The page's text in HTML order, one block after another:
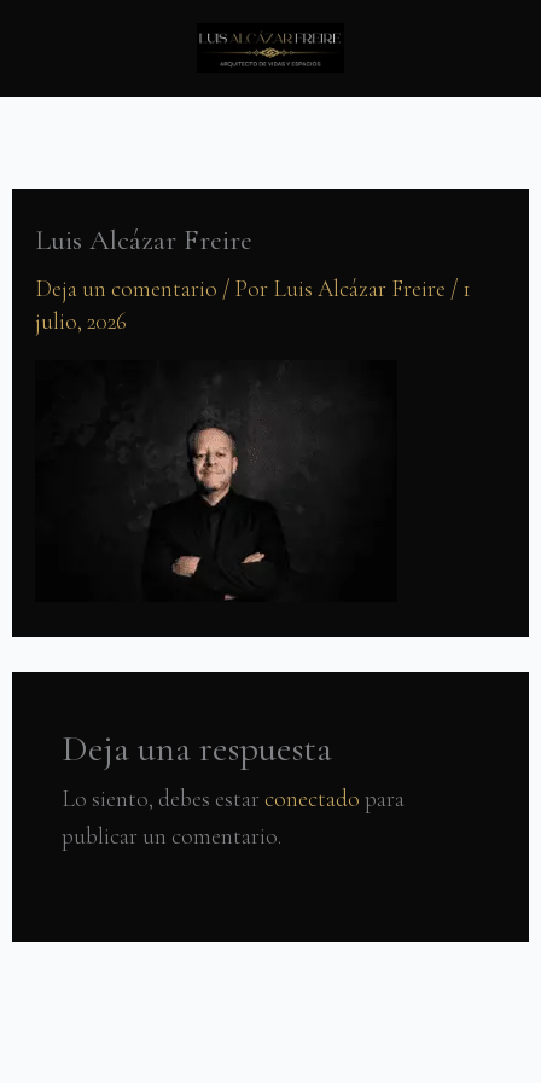
contenido
Luis Alcázar Freire
Deja un comentario / Por Luis Alcázar Freire / 1
julio, 2026
Deja una respuesta
Lo siento, debes estar conectado para
publicar un comentario.